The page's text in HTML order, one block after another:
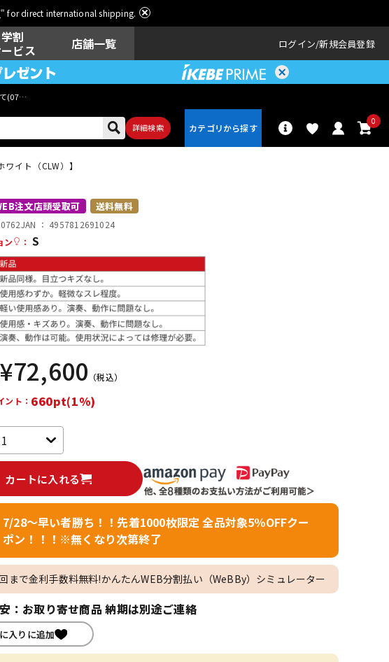
" for direct international shipping.
学割
ビス
店舗一覧 ログイン 新規会員登録
(07月29日
詳細検索
0
レ ドラム
器
ディン 配信/ライブ
機器
イト（CLW）】
注文店頭受取可 送料無料
JAN ： 4957812691024
ン
： S
72,600 （税込）
ント： 660pt(1%)
カートに入れる
7/28～早い者勝ち！！先着1000枚限定 全品対象5％OFFクー
ポン！！！※無くなり次第終了
まで金利手数料無料!かんたんWEB分割払い（WeBBy）シミュレーター
：お取り寄せ商品 納期は別途ご連絡
入りに追加